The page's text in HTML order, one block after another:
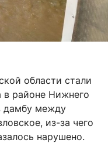
области стали
в районе Нижнего
дамбу между
из-за чего
нарушено.